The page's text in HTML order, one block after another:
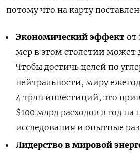
потому что на карту
Экономический эффект от
мер в этом столетии может
Чтобы достичь целей по
нейтральности, миру
4 трлн инвестиций, это
$100 млрд расходов в год на
исследования и опытные
Лидерство в мировой